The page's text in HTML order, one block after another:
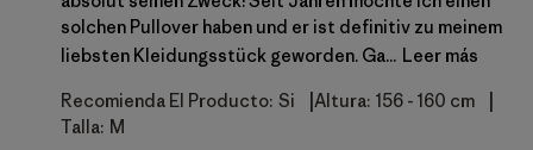
solchen Pullover haben und er ist definitiv zu meinem
liebsten Kleidungsstück geworden. Ga... Leer más
Recomienda El Producto: Si Altura: 156 - 160 cm
Talla: M